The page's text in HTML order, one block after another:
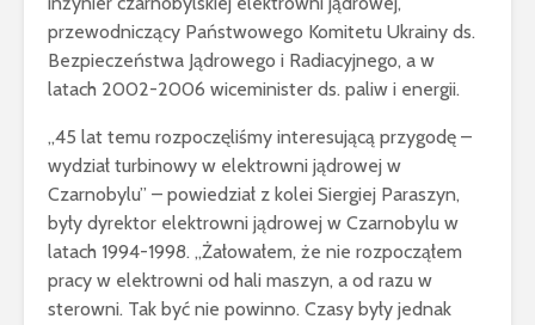
przewodniczący Państwowego Komitetu Ukrainy ds.
Bezpieczeństwa Jądrowego i Radiacyjnego, a w
latach 2002-2006 wiceminister ds. paliw i energii.
„45 lat temu rozpoczęliśmy interesującą przygodę –
wydział turbinowy w elektrowni jądrowej w
Czarnobylu” – powiedział z kolei Siergiej Paraszyn,
były dyrektor elektrowni jądrowej w Czarnobylu w
latach 1994-1998. „Żałowałem, że nie rozpocząłem
pracy w elektrowni od hali maszyn, a od razu w
sterowni. Tak być nie powinno. Czasy były jednak